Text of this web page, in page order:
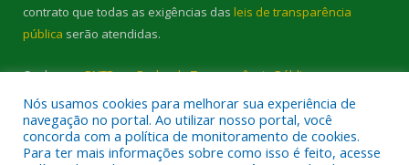
contrato que todas as exigências das leis de transparência
pública serão atendidas.
Conheça oPNTPe oRadar da Transparência Pública
Nós usamos cookies para melhorar sua experiência de
navegação no portal. Ao utilizar nosso portal, você
concorda com a política de monitoramento de cookies.
Para ter mais informações sobre como isso é feito, acesse